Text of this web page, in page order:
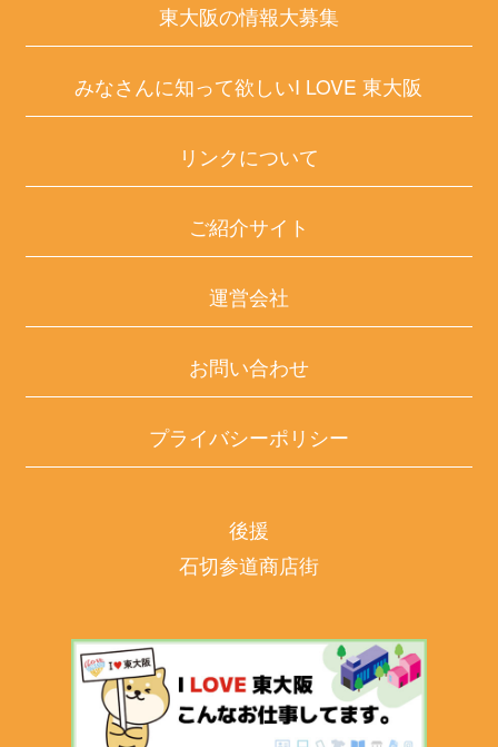
東大阪の情報大募集
みなさんに知って欲しいI LOVE 東大阪
リンクについて
ご紹介サイト
運営会社
お問い合わせ
プライバシーポリシー
後援
石切参道商店街